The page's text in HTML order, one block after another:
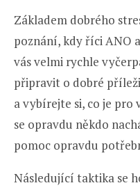
Základem dobrého
poznání, kdy říci ANO
vás velmi rychle
připravit o dobré
a vybírejte si, co je pro
se opravdu někdo
pomoc opravdu
Následující taktika se